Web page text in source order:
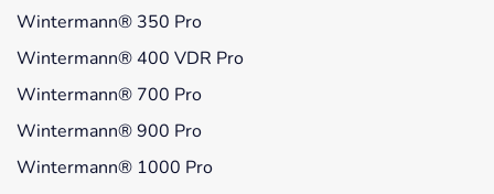
Wintermann® 350 Pro
Wintermann® 400 VDR Pro
Wintermann® 700 Pro
Wintermann® 900 Pro
Wintermann® 1000 Pro